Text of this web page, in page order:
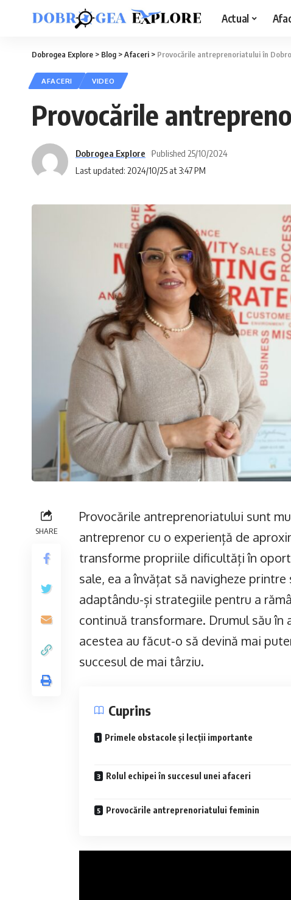
Actual
Dobrogea Explore > Blog >Afaceri > Provocările antreprenoriatului în
AFACERI VIDEO
Provocările
Last updated: 2024/10/25 at 3:47 PM
Dobrogea Explore Published 25/10/2024
SHARE
Provocările antreprenoriatului sunt
antreprenor cu o experiență de
transforme propriile dificultăți în
sale, ea a învățat să navigheze
adaptându-și strategiile pentru a
continuă transformare. Drumul său
acestea au făcut-o să devină mai
succesul de mai târziu.
Cuprins
Primele obstacole și lecții importante
Rolul echipei în succesul unei afaceri
Provocările antreprenoriatului feminin